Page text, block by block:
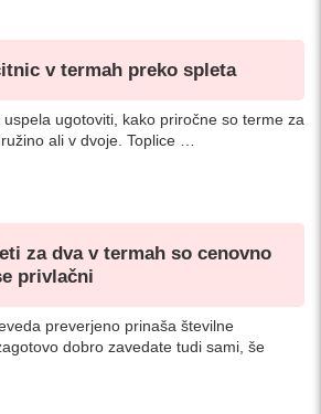
v termah preko spleta
ugotoviti, kako priročne so terme za
ali v dvoje. Toplice …
za dva v termah so cenovno
privlačni
preverjeno prinaša številne
dobro zavedate tudi sami, še